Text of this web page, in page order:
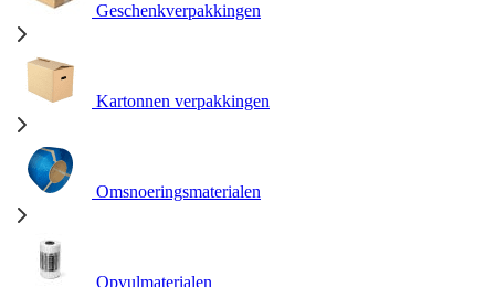
Geschenkverpakkingen
Kartonnen verpakkingen
Omsnoeringsmaterialen
Opvulmaterialen